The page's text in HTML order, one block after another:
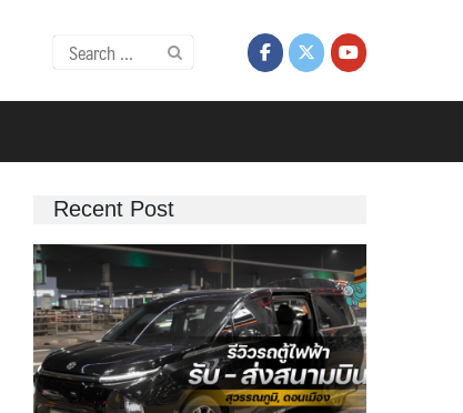
Search
for:
Recent Post